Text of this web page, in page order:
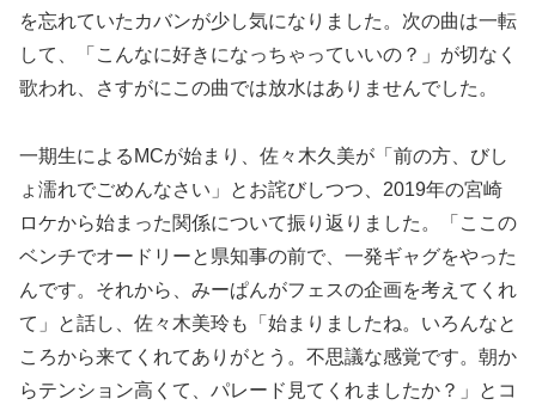
を忘れていたカバンが少し気になりました。次の曲は一転
して、「こんなに好きになっちゃっていいの？」が切なく
歌われ、さすがにこの曲では放水はありませんでした。
一期生によるMCが始まり、佐々木久美が「前の方、びし
ょ濡れでごめんなさい」とお詫びしつつ、2019年の宮崎
ロケから始まった関係について振り返りました。「ここの
ベンチでオードリーと県知事の前で、一発ギャグをやった
んです。それから、みーぱんがフェスの企画を考えてくれ
て」と話し、佐々木美玲も「始まりましたね。いろんなと
ころから来てくれてありがとう。不思議な感覚です。朝か
らテンション高くて、パレード見てくれましたか？」とコ